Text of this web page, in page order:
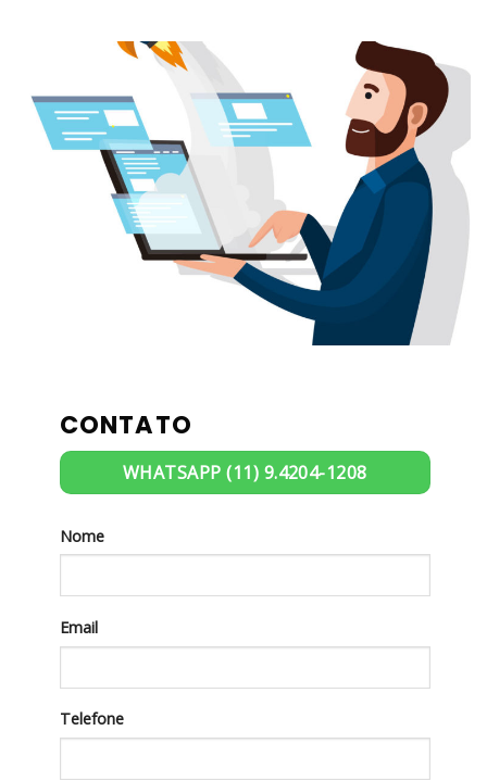
CONTATO
WHATSAPP (11) 9.4204-1208
Nome
Email
Telefone